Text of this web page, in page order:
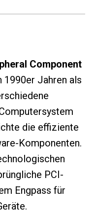
Component
1990er Jahren als
die effiziente
Komponenten.
PCI-
Engpass für